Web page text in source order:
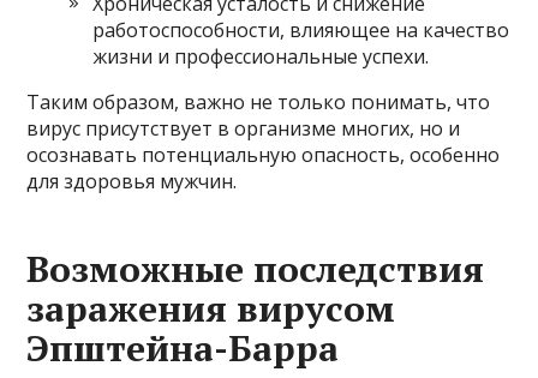
работоспособности, влияющее на качество
жизни и профессиональные успехи.
Таким образом, важно не только понимать, что
вирус присутствует в организме многих, но и
осознавать потенциальную опасность, особенно
для здоровья мужчин.
Возможные последствия
заражения вирусом
Эпштейна-Барра